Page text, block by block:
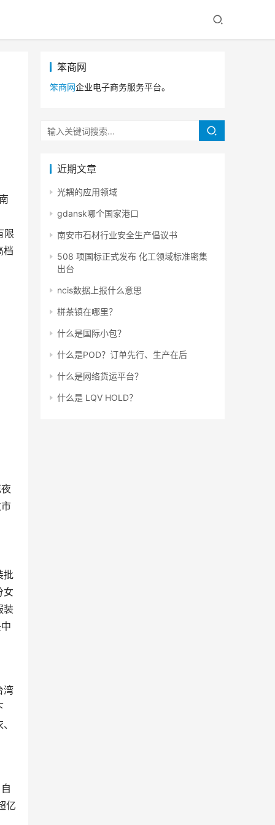
限
档
批
女
装
亿
笨商网
笨商网企业电子商务服务平台。
近期文章
光耦的应用领域
gdansk哪个国家港口
南安市石材行业安全生产倡议书
508 项国标正式发布 化工领域标准密集
出台
ncis数据上报什么意思
栟茶镇在哪里？
什么是国际小包？
什么是POD？订单先行、生产在后
什么是网络货运平台？
什么是 LQV HOLD？